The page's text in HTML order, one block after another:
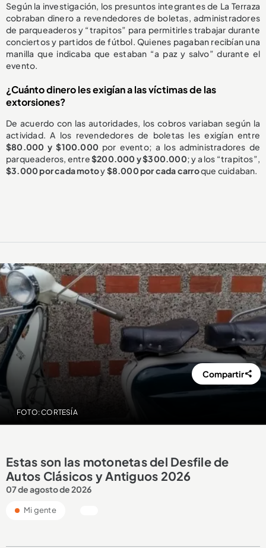
Según la investigación, los presuntos integrantes de La Terraza
cobraban dinero a revendedores de boletas, administradores
de parqueaderos y “trapitos” para permitirles trabajar durante
conciertos y partidos de fútbol. Quienes pagaban recibían una
manilla que indicaba que estaban “a paz y salvo” durante el
evento.
¿Cuánto dinero les exigían a las víctimas de las
extorsiones?
De acuerdo con las autoridades, los cobros variaban según la
actividad. A los revendedores de boletas les exigían entre
$80.000 y $100.000 por evento; a los administradores de
parqueaderos, entre$200.000 y $300.000; y a los “trapitos”,
$3.000 por cada motoy$8.000 por cada carroque cuidaban.
FOTO: CORTESÍA
Compartir
Estas son las motonetas del Desfile de
Autos Clásicos y Antiguos 2026
07 de agosto de 2026
Mi gente